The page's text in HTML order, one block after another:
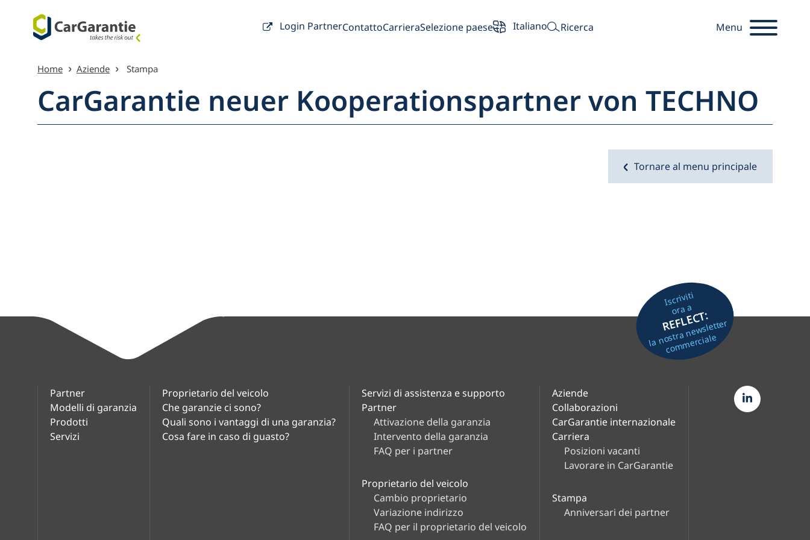
Vai al contenuto
Login PartnerContattoCarrieraSelezione paese Italiano Ricerca Menu
assistenza e
supporto
Aziende
Home Aziende Stampa
CarGarantie neuer Kooperationspartner von TECHNO
Tornare al menu principale
Iscriviti
ora a
REFLECT:
la nostra newsletter
commerciale
Partner
Modelli di garanzia
Prodotti
Servizi
Proprietario del veicolo
Che garanzie ci sono?
Quali sono i vantaggi di una garanzia?
Cosa fare in caso di guasto?
Servizi di assistenza e supporto
Partner
Attivazione della garanzia
Intervento della garanzia
FAQ per i partner
Proprietario del veicolo
Cambio proprietario
Variazione indirizzo
FAQ per il proprietario del veicolo
Aziende
Collaborazioni
CarGarantie internazionale
Carriera
Posizioni vacanti
Lavorare in CarGarantie
Stampa
Anniversari dei partner